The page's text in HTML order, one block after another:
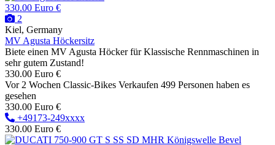
330.00 Euro €
2
Kiel, Germany
MV Agusta Höckersitz
Biete einen MV Agusta Höcker für Klassische Rennmaschinen in
sehr gutem Zustand!
330.00 Euro €
Vor 2 Wochen Classic-Bikes Verkaufen 499 Personen haben es
gesehen
330.00 Euro €
+49173-249xxxx
330.00 Euro €